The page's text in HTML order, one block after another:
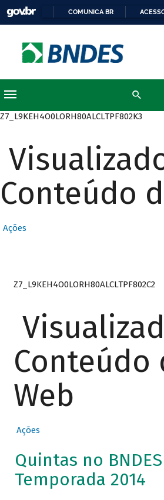
COMUNICA BR
Z7_L9KEH4O0LORH80ALCLTPF802K3
Conteúdo
Ações
Z7_L9KEH4O0LORH80ALCLTPF802C2
Conteúdo
Web
Ações
Quintas no
Temporada 2014